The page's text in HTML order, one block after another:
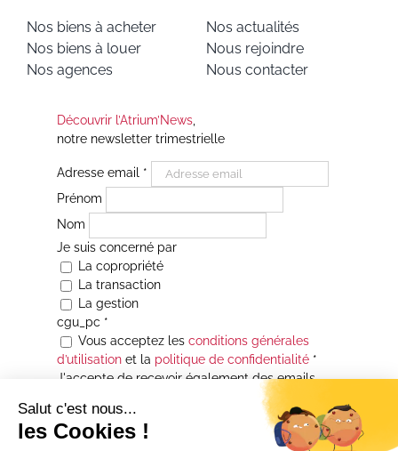
Nos biens à acheter
Nos biens à louer
Nos agences
Nos actualités
Nous rejoindre
Nous contacter
Découvrir l’Atrium’News,
notre newsletter trimestrielle
Adresse email *
Prénom
Nom
Je suis concerné par
La copropriété
La transaction
La gestion
cgu_pc *
Vous acceptez les conditions générales
d’utilisationet la politique de confidentialité*
J'accepte de recevoir également des emails
Je souhaite être informé(e) de toutes les
actualités immobilières des agences de la
Maison Atrium Gestion. À tout moment, vous